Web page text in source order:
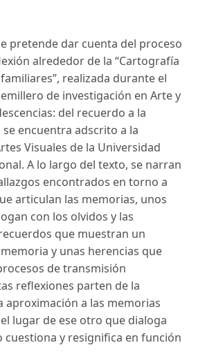
pretende dar cuenta del proceso
alrededor de la “Cartografía
realizada durante el
de investigación en Arte y
del recuerdo a la
se encuentra adscrito a la
Visuales de la Universidad
A lo largo del texto, se narran
encontrados en torno a
articulan las memorias, unos
con los olvidos y las
que muestran un
y unas herencias que
de transmisión
reflexiones parten de la
aproximación a las memorias
lugar de ese otro que dialoga
cuestiona y resignifica en función